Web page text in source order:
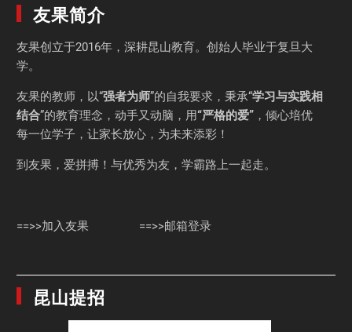
友果简介
友果创立于2016年，深耕昆山教育。创始人毕业于复旦大
学。
友果的教师，以“强者为师”的自我要求，秉承“学习与实践相
结合”的教育理念，动手又动脑，用“严格的爱” ，倾心培优
每一位学子，让家长放心，为未来添彩！
到友果，爱拼搏！与优秀为友，学霸路上一起走。
==>>加入友果 ==>>邮箱登录
昆山提招